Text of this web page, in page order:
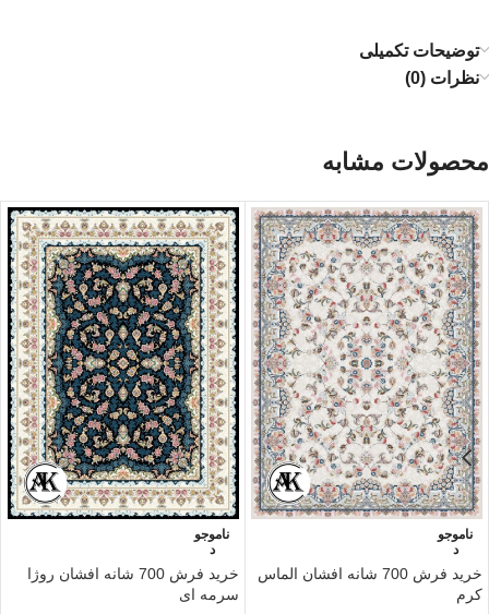
توضیحات تکمیلی
نظرات (0)
محصولات مشابه
ناموجو
د
خرید فرش 700 شانه افشان الماس
کرم
ناموجو
د
خرید فرش 700 شانه افشان روژا
سرمه ای